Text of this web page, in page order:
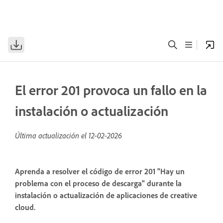
El error 201 provoca un fallo en la
instalación o actualización
Última actualización el 12-02-2026
Aprenda a resolver el código de error 201 "Hay un
problema con el proceso de descarga" durante la
instalación o actualización de aplicaciones de creative
cloud.